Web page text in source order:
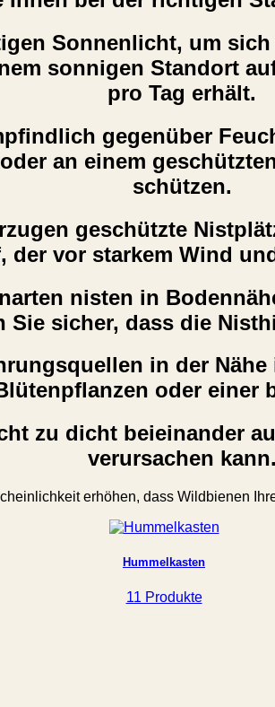
Sonnenlicht, um
sonnigen Standort
pro Tag erhält.
gegenüber
an einem
schützen.
geschützte
der vor starkem Wind
nisten in
Sie sicher, dass die
in der
oder einer
zu dicht beieinander
verursachen kann.
erhöhen, dass Wildbienen
Hummelkasten
11 Produkte